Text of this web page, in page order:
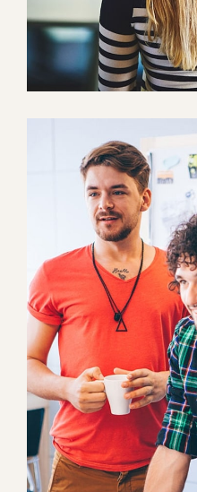
Sectet Adipisc
Mobile, Web Design